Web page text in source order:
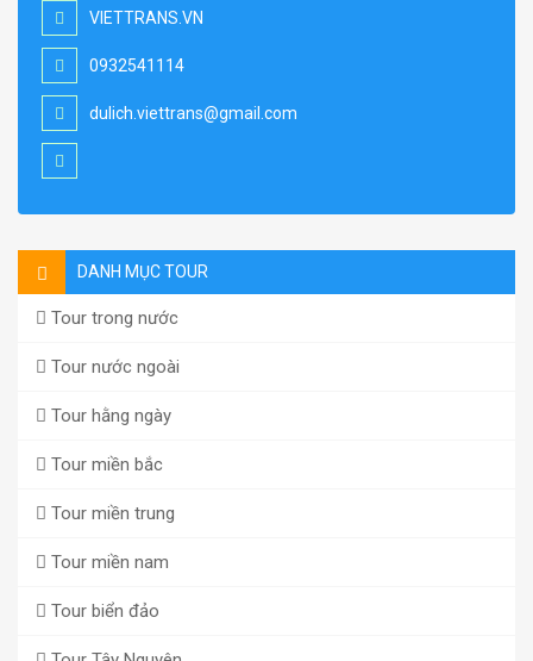
VIETTRANS.VN
0932541114
dulich.viettrans@gmail.com
DANH MỤC TOUR
Tour trong nước
Tour nước ngoài
Tour hằng ngày
Tour miền bắc
Tour miền trung
Tour miền nam
Tour biển đảo